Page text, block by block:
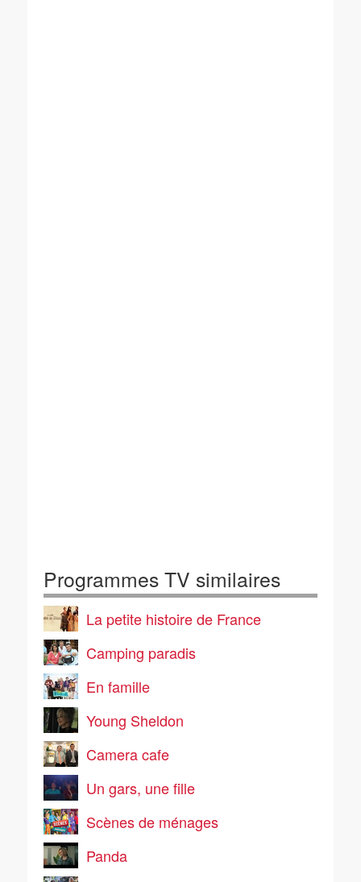
Programmes TV similaires
La petite histoire de France
Camping paradis
En famille
Young Sheldon
Camera cafe
Un gars, une fille
Scènes de ménages
Panda